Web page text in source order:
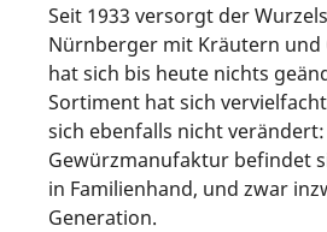
Seit 1933 versorgt der
Nürnberger mit Kräutern und
hat sich bis heute nichts
Sortiment hat sich
sich ebenfalls nicht
Gewürzmanufaktur befindet
in Familienhand, und zwar
Generation.